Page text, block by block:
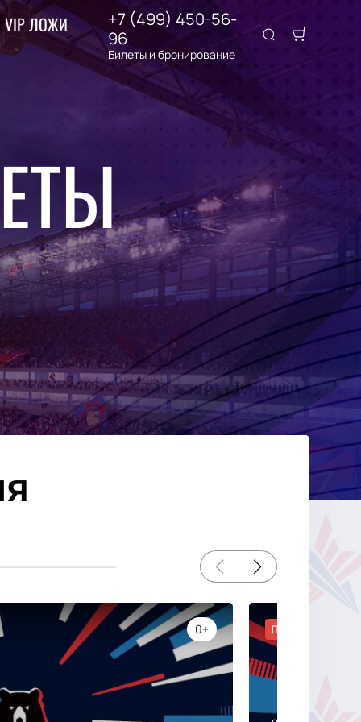
VIP ЛОЖИ
+7 (499) 450-56-
96
Билеты и бронирование
0+ Популярное